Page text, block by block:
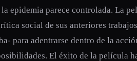
epidemia parece controlada. La
social de sus anteriores
para adentrarse dentro de la
El éxito de la película